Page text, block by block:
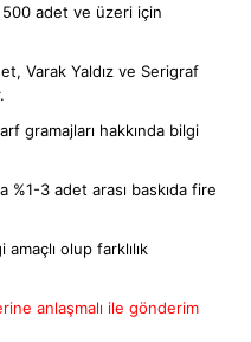
adet ve üzeri için
Varak Yaldız ve Serigraf
gramajları hakkında bilgi
%1-3 adet arası baskıda fire
olup farklılık
anlaşmalı ile gönderim